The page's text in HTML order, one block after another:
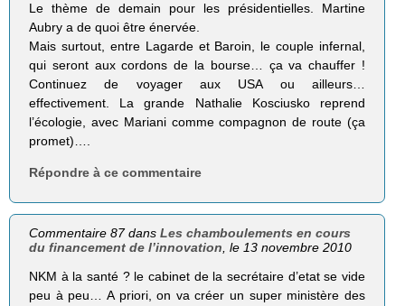
Le thème de demain pour les présidentielles. Martine
Aubry a de quoi être énervée.
Mais surtout, entre Lagarde et Baroin, le couple infernal,
qui seront aux cordons de la bourse… ça va chauffer !
Continuez de voyager aux USA ou ailleurs…
effectivement. La grande Nathalie Kosciusko reprend
l’écologie, avec Mariani comme compagnon de route (ça
promet)….
Répondre à ce commentaire
Commentaire 87 dansLes chamboulements en cours
du financement de l’innovation, le 13 novembre 2010
NKM à la santé ? le cabinet de la secrétaire d’etat se vide
peu à peu… A priori, on va créer un super ministère des